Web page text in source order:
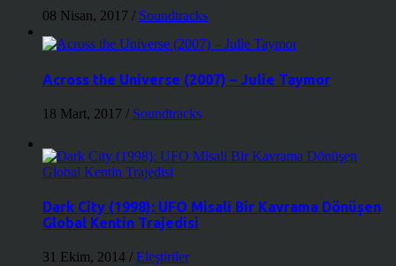
08 Nisan, 2017 / Soundtracks
Across the Universe (2007) – Julie Taymor
18 Mart, 2017 / Soundtracks
Dark City (1998): UFO Misali Bir Kavrama Dönüşen
Global Kentin Trajedisi
31 Ekim, 2014 / Eleştiriler